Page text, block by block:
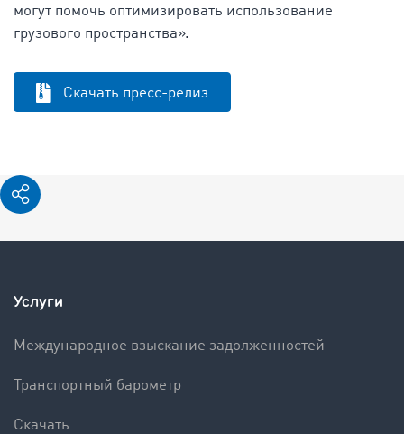
могут помочь оптимизировать использование
грузового пространства».
Скачать пресс-релиз
Услуги
Международное взыскание задолженностей
Транспортный барометр
Скачать